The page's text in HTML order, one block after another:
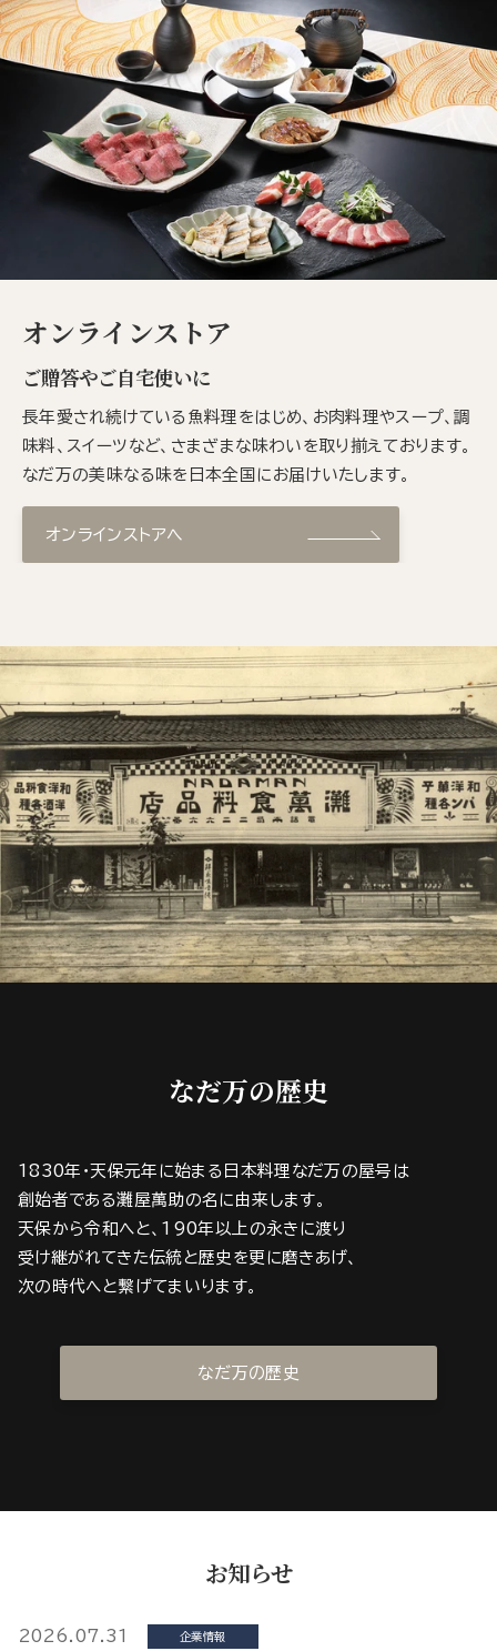
オンラインストア
ご贈答やご自宅使いに
長年愛され続けている魚料理をはじめ、お肉料理やスープ、調
味料、スイーツなど、さまざまな味わいを取り揃えております。
なだ万の美味なる味を日本全国にお届けいたします。
オンラインストアへ
なだ万の歴史
1830年・天保元年に始まる日本料理なだ万の屋号は
創始者である灘屋萬助の名に由来します。
天保から令和へと、190年以上の永きに渡り
受け継がれてきた伝統と歴史を更に磨きあげ、
次の時代へと繋げてまいります。
なだ万の歴史
お知らせ
2026.07.31 企業情報